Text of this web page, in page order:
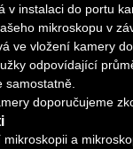
v instalaci do portu
mikroskopu v
ve vložení kamery
odpovídající
samostatně.
doporučujeme
a